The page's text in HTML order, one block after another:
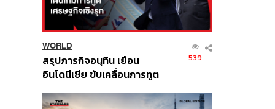
WORLD
สรุปภารกิจอนุทิน เยือน
อินโดนีเซีย ขับเคลื่อนการทูต
ส่วนยุทธศาสตร์ไทย –
539